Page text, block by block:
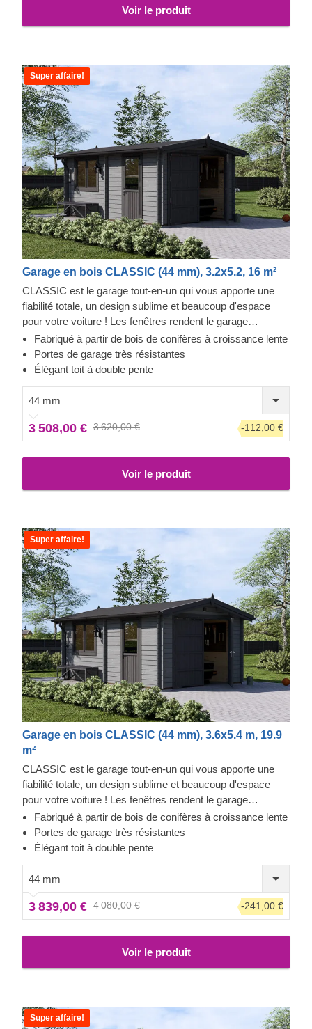
Voir le produit
Super affaire!
Garage en bois CLASSIC (44 mm), 3.2x5.2, 16 m²
CLASSIC est le garage tout-en-un qui vous apporte une
fiabilité totale, un design sublime et beaucoup d'espace
pour votre voiture ! Les fenêtres rendent le garage
lumineux et accueillant, et la construction robuste assure la
sécurité de votre voiture. Préparez-vous à faire moins
d'allers-retours à la station de lavage et à être fier de
invités. CLASSIC est un petit bijou qui apporte de grands
avantages !
Fabriqué à partir de bois de conifères à croissance lente
Portes de garage très résistantes
Élégant toit à double pente
44 mm
3 508,00 € 3 620,00 € -112,00 €
Voir le produit
Super affaire!
Garage en bois CLASSIC (44 mm), 3.6x5.4 m, 19.9
m²
CLASSIC est le garage tout-en-un qui vous apporte une
fiabilité totale, un design sublime et beaucoup d'espace
pour votre voiture ! Les fenêtres rendent le garage
lumineux et accueillant, et la construction robuste assure la
sécurité de votre voiture. Préparez-vous à faire moins
d'allers-retours à la station de lavage et à être fier de
invités. CLASSIC est un petit bijou qui apporte de grands
avantages !
Fabriqué à partir de bois de conifères à croissance lente
Portes de garage très résistantes
Élégant toit à double pente
44 mm
3 839,00 € 4 080,00 € -241,00 €
Voir le produit
Super affaire!